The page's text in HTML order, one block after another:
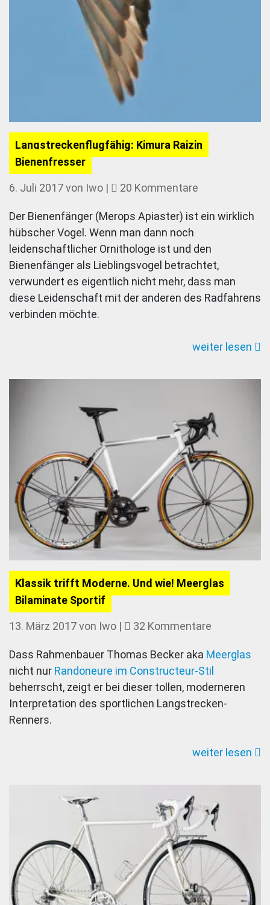
Langstreckenflugfähig: Kimura Raizin
Bienenfresser
6. Juli 2017von Iwo | 20 Kommentare
Kimura
Bienenfresser
Der Bienenfänger (Merops Apiaster) ist ein wirklich
hübscher Vogel. Wenn man dann noch
leidenschaftlicher Ornithologe ist und den
Bienenfänger als Lieblingsvogel betrachtet,
verwundert es eigentlich nicht mehr, dass man
diese Leidenschaft mit der anderen des Radfahrens
verbinden möchte.
weiter lesen
Klassik trifft Moderne. Und wie! Meerglas
Bilaminate Sportif
13. März 2017von Iwo | 32 Kommentare
trifft
Moderne.
Und
wie!
Sportif
Dass Rahmenbauer Thomas Becker aka Meerglas
nicht nur Randoneure im Constructeur-Stil
beherrscht, zeigt er bei dieser tollen, moderneren
Interpretation des sportlichen Langstrecken-
Renners.
weiter lesen